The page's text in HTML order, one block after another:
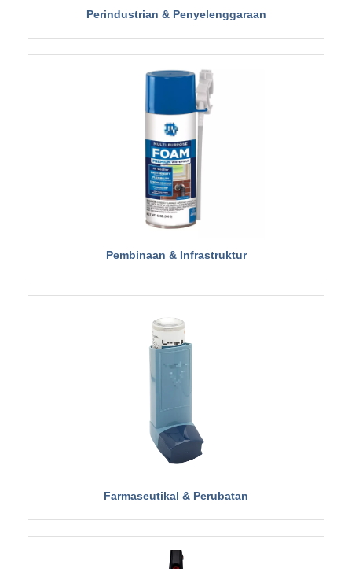
Perindustrian & Penyelenggaraan
Pembinaan & Infrastruktur
Farmaseutikal & Perubatan